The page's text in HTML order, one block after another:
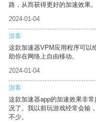
路，从而获得更好的加速效果。
2024-01-04
游客
这款加速器VPM应用程序可以
助你在网络上自由移动。
2024-01-04
游客
这款加速器app的加速效果非
况了。我以前玩游戏经常会输
不少。